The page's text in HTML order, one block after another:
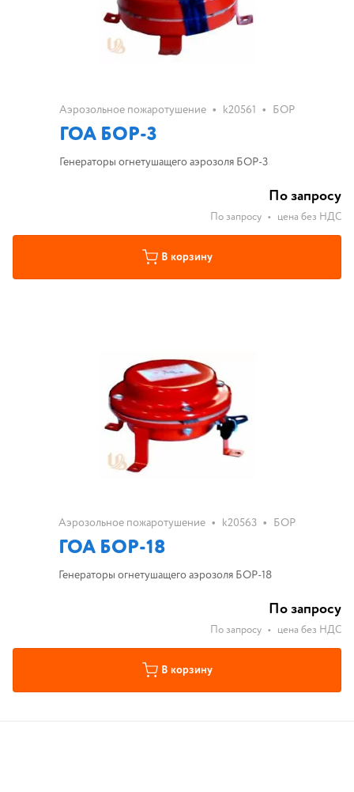
Аэрозольное пожаротушение • k20561 • БОР
ГОА БОР-3
Генераторы огнетушащего аэрозоля БОР-3
По запросу
По запросу • цена без НДС
В корзину
Аэрозольное пожаротушение • k20563 • БОР
ГОА БОР-18
Генераторы огнетушащего аэрозоля БОР-18
По запросу
По запросу • цена без НДС
В корзину